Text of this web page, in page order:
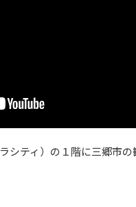
シティ）の１階に三郷市